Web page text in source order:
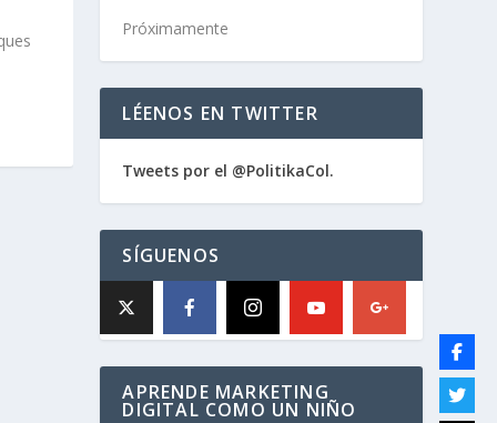
Próximamente
LÉENOS EN TWITTER
Tweets por el @PolitikaCol.
SÍGUENOS
APRENDE MARKETING
DIGITAL COMO UN NIÑO